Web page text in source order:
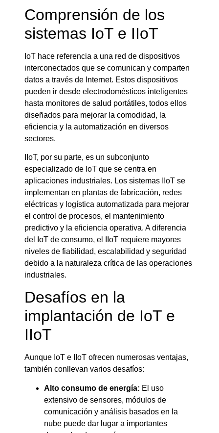
Comprensión de los
sistemas IoT e IIoT
IoT hace referencia a una red de dispositivos
interconectados que se comunican y comparten
datos a través de Internet. Estos dispositivos
pueden ir desde electrodomésticos inteligentes
hasta monitores de salud portátiles, todos ellos
diseñados para mejorar la comodidad, la
eficiencia y la automatización en diversos
sectores.
IIoT, por su parte, es un subconjunto
especializado de IoT que se centra en
aplicaciones industriales. Los sistemas IIoT se
implementan en plantas de fabricación, redes
eléctricas y logística automatizada para mejorar
el control de procesos, el mantenimiento
predictivo y la eficiencia operativa. A diferencia
del IoT de consumo, el IIoT requiere mayores
niveles de fiabilidad, escalabilidad y seguridad
debido a la naturaleza crítica de las operaciones
industriales.
Desafíos en la
implantación de IoT e
IIoT
Aunque IoT e IIoT ofrecen numerosas ventajas,
también conllevan varios desafíos:
Alto consumo de energía: El uso
extensivo de sensores, módulos de
comunicación y análisis basados en la
nube puede dar lugar a importantes